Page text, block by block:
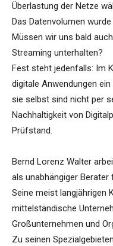
Überlastung der Netze
Das Datenvolumen
Müssen wir uns bald
Streaming unterhalten?
Fest steht jedenfalls: Im
digitale Anwendungen
sie selbst sind nicht per
Nachhaltigkeit von
Prüfstand.
Bernd Lorenz Walter
als unabhängiger
Seine meist langjährigen
mittelständische
Großunternehmen und
Zu seinen